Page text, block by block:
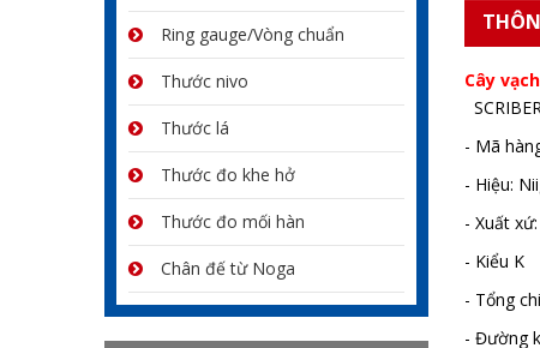
Cây
- Mã
- Hiệu:
- Xuất
- Kiểu K
- Tổng
- Đường
Ring gauge/Vòng chuẩn
Thước nivo
Thước lá
Thước đo khe hở
Thước đo mối hàn
Chân đế từ Noga